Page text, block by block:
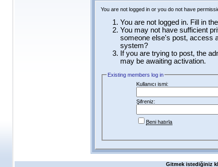
You are not logged in or you do not have
You are not logged in. Fill in
You may not have sufficient
someone else's post, access
system?
If you are trying to post, the
may be awaiting activation.
Existing members log in
Kullanıcı ismi:
Şifreniz:
Beni hatırla
Gitmek istediğiniz